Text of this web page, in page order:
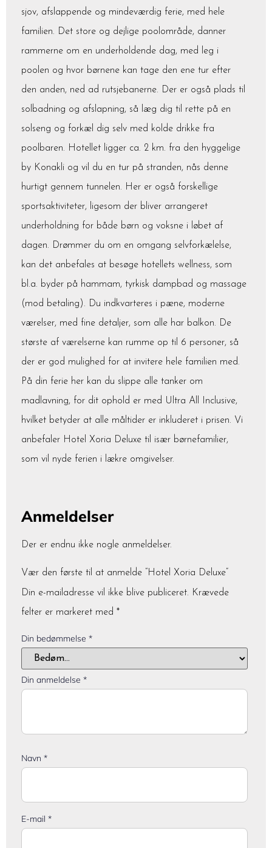
sjov, afslappende og mindeværdig ferie, med hele
familien. Det store og dejlige poolområde, danner
rammerne om en underholdende dag, med leg i
poolen og hvor børnene kan tage den ene tur efter
den anden, ned ad rutsjebanerne. Der er også plads til
solbadning og afslapning, så læg dig til rette på en
solseng og forkæl dig selv med kolde drikke fra
poolbaren. Hotellet ligger ca. 2 km. fra den hyggelige
by Konakli og vil du en tur på stranden, nås denne
hurtigt gennem tunnelen. Her er også forskellige
sportsaktiviteter, ligesom der bliver arrangeret
underholdning for både børn og voksne i løbet af
dagen. Drømmer du om en omgang selvforkælelse,
kan det anbefales at besøge hotellets wellness, som
bl.a. byder på hammam, tyrkisk dampbad og massage
(mod betaling). Du indkvarteres i pæne, moderne
værelser, med fine detaljer, som alle har balkon. De
største af værelserne kan rumme op til 6 personer, så
der er god mulighed for at invitere hele familien med.
På din ferie her kan du slippe alle tanker om
madlavning, for dit ophold er med Ultra All Inclusive,
hvilket betyder at alle måltider er inkluderet i prisen. Vi
anbefaler Hotel Xoria Deluxe til især børnefamilier,
som vil nyde ferien i lækre omgivelser.
Anmeldelser
Der er endnu ikke nogle anmeldelser.
Vær den første til at anmelde “Hotel Xoria Deluxe”
Din e-mailadresse vil ikke blive publiceret. Krævede
felter er markeret med *
Din bedømmelse *
Din anmeldelse *
Navn *
E-mail *